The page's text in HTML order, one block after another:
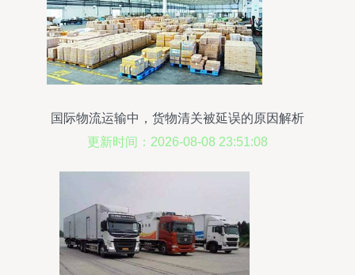
国际物流运输中，货物清关被延误的原因解析
更新时间：2026-08-08 23:51:08